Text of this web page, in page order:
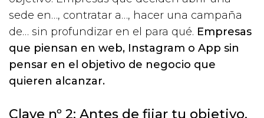
sede en…, contratar a…, hacer una campaña
de… sin profundizar en el para qué. Empresas
que piensan en web, Instagram o App sin
pensar en el objetivo de negocio que
quieren alcanzar.
Clave nº 2: Antes de fijar tu objetivo,